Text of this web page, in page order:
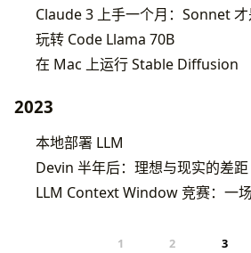
玩转 Code Llama 70B
在 Mac 上运行 Stable Diffusion
2023
本地部署 LLM
Devin 半年后：理想与现实的差距
1 2 3